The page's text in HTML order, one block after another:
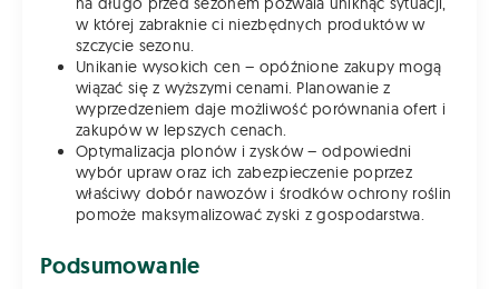
w której zabraknie ci niezbędnych produktów w
szczycie sezonu.
Unikanie wysokich cen – opóźnione zakupy mogą
wiązać się z wyższymi cenami. Planowanie z
wyprzedzeniem daje możliwość porównania ofert i
zakupów w lepszych cenach.
Optymalizacja plonów i zysków – odpowiedni
wybór upraw oraz ich zabezpieczenie poprzez
właściwy dobór nawozów i środków ochrony roślin
pomoże maksymalizować zyski z gospodarstwa.
Podsumowanie